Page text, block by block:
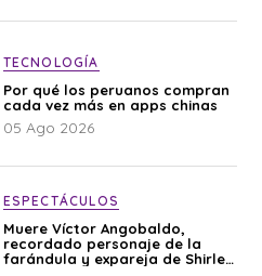
TECNOLOGÍA
Por qué los peruanos compran
cada vez más en apps chinas
05 Ago 2026
ESPECTÁCULOS
Muere Víctor Angobaldo,
recordado personaje de la
farándula y expareja de Shirley